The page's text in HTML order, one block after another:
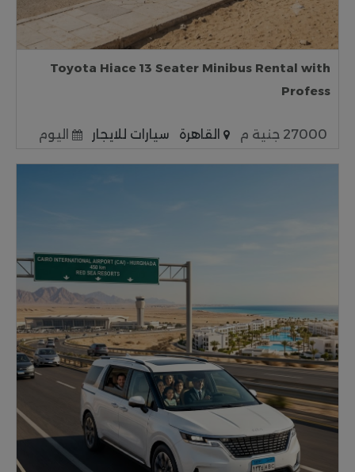
Toyota Hiace 13 Seater Minibus Rental with
Profess
27000 جنية م القاهرة سيارات للايجار اليوم